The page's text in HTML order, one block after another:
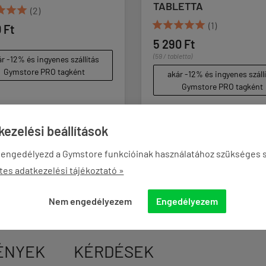
beállítások
a Gymstore funkcióinak használatához szükséges
adatkezelési tájékoztató »
Nem engedélyezem Engedélyezem
 (2)
Ft
-12% és ingyenes szállítás
Gymstore PRO tagként
TABLETTA
 (1)
5 290 Ft
(59 / tabletta)
akár -12% és ingyenes
Gymstore PRO tagként
KÉRDÉSEK